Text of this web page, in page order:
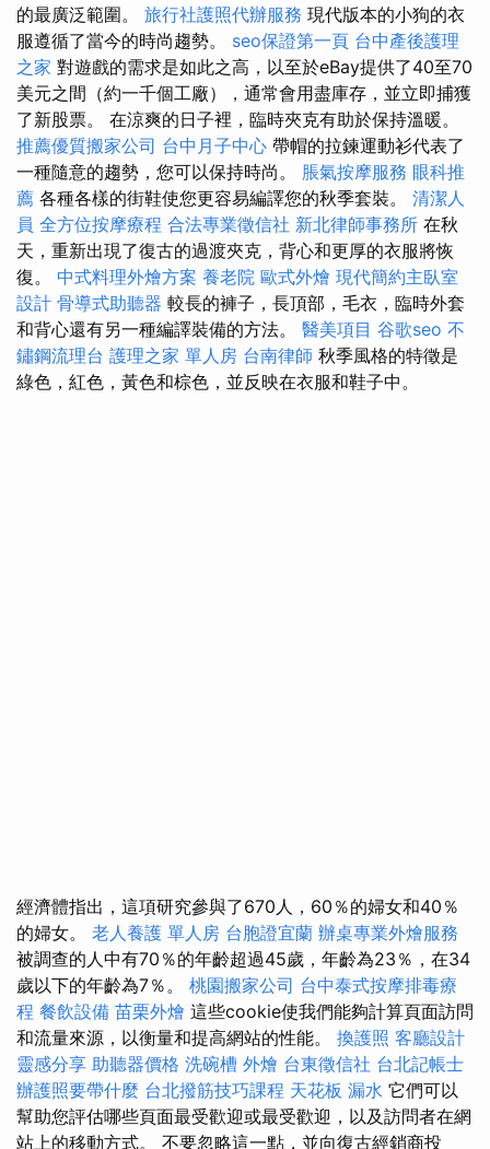
的最廣泛範圍。 旅行社護照代辦服務 現代版本的小狗的衣
服遵循了當今的時尚趨勢。 seo保證第一頁 台中產後護理
之家 對遊戲的需求是如此之高，以至於eBay提供了40至70
美元之間（約一千個工廠），通常會用盡庫存，並立即捕獲
了新股票。 在涼爽的日子裡，臨時夾克有助於保持溫暖。
推薦優質搬家公司 台中月子中心 帶帽的拉鍊運動衫代表了
一種隨意的趨勢，您可以保持時尚。 脹氣按摩服務 眼科推
薦 各種各樣的街鞋使您更容易編譯您的秋季套裝。 清潔人
員 全方位按摩療程 合法專業徵信社 新北律師事務所 在秋
天，重新出現了復古的過渡夾克，背心和更厚的衣服將恢
復。 中式料理外燴方案 養老院 歐式外燴 現代簡約主臥室
設計 骨導式助聽器 較長的褲子，長頂部，毛衣，臨時外套
和背心還有另一種編譯裝備的方法。 醫美項目 谷歌seo 不
鏽鋼流理台 護理之家 單人房 台南律師 秋季風格的特徵是
綠色，紅色，黃色和棕色，並反映在衣服和鞋子中。
經濟體指出，這項研究參與了670人，60％的婦女和40％
的婦女。 老人養護 單人房 台胞證宜蘭 辦桌專業外燴服務
被調查的人中有70％的年齡超過45歲，年齡為23％，在34
歲以下的年齡為7％。 桃園搬家公司 台中泰式按摩排毒療
程 餐飲設備 苗栗外燴 這些cookie使我們能夠計算頁面訪問
和流量來源，以衡量和提高網站的性能。 換護照 客廳設計
靈感分享 助聽器價格 洗碗槽 外燴 台東徵信社 台北記帳士
辦護照要帶什麼 台北撥筋技巧課程 天花板 漏水 它們可以
幫助您評估哪些頁面最受歡迎或最受歡迎，以及訪問者在網
站上的移動方式。 不要忽略這一點，並向復古經銷商投